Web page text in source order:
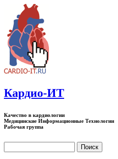
Перейти к основному содержанию
Кардио-ИТ
Качество в кардиологии
Медицинские Информационные Технологии
Рабочая группа